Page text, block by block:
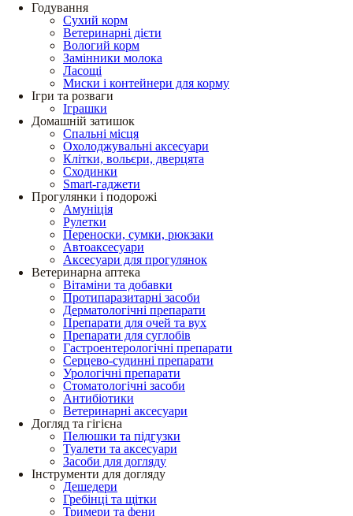
Годування
Сухий корм
Ветеринарні дієти
Вологий корм
Замінники молока
Ласощі
Миски і контейнери для корму
Ігри та розваги
Іграшки
Домашній затишок
Спальні місця
Охолоджувальні аксесуари
Клітки, вольєри, дверцята
Сходинки
Smart-гаджети
Прогулянки і подорожі
Амуніція
Рулетки
Переноски, сумки, рюкзаки
Автоаксесуари
Аксесуари для прогулянок
Ветеринарна аптека
Вітаміни та добавки
Протипаразитарні засоби
Дерматологічні препарати
Препарати для очей та вух
Препарати для суглобів
Гастроентерологічні препарати
Серцево-судинні препарати
Урологічні препарати
Стоматологічні засоби
Антибіотики
Ветеринарні аксесуари
Догляд та гігієна
Пелюшки та підгузки
Туалети та аксесуари
Засоби для догляду
Інструменти для догляду
Дешедери
Гребінці та щітки
Тримери та фени